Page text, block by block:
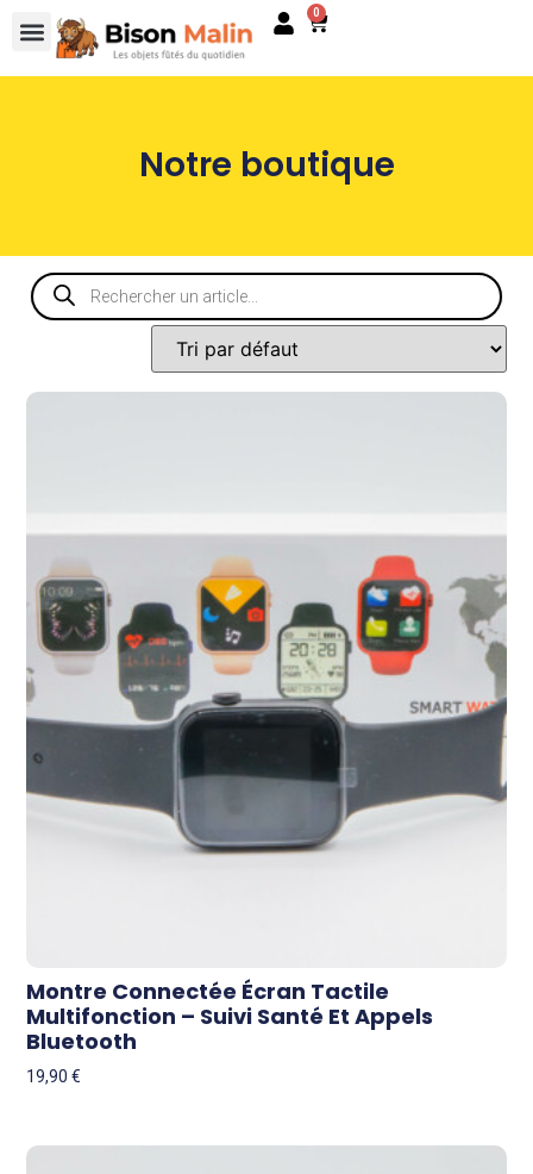
0
Notre boutique
Montre Connectée Écran Tactile
Multifonction – Suivi Santé Et Appels
Bluetooth
19,90€